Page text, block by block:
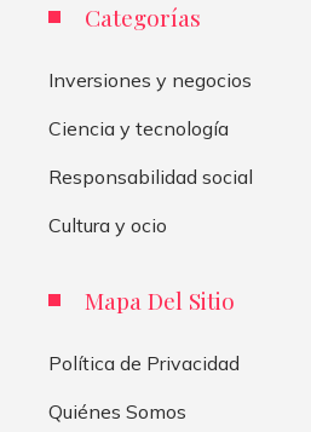
Categorías
Inversiones y negocios
Ciencia y tecnología
Responsabilidad social
Cultura y ocio
Mapa Del Sitio
Política de Privacidad
Quiénes Somos